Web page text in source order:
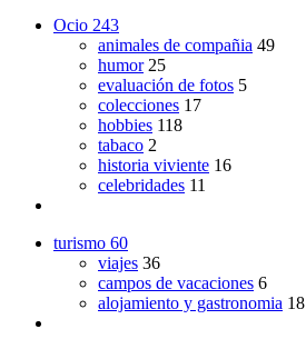
Ocio 243
animales de compañia 49
humor 25
evaluación de fotos 5
colecciones 17
hobbies 118
tabaco 2
historia viviente 16
celebridades 11
turismo 60
viajes 36
campos de vacaciones 6
alojamiento y gastronomia 18